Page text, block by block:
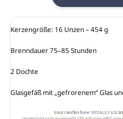
Kerzengröße: 16 Unzen – 454 g
Brenndauer 75–85 Stunden
2 Dochte
Glasgefäß mit „gefrorenem“ Glas